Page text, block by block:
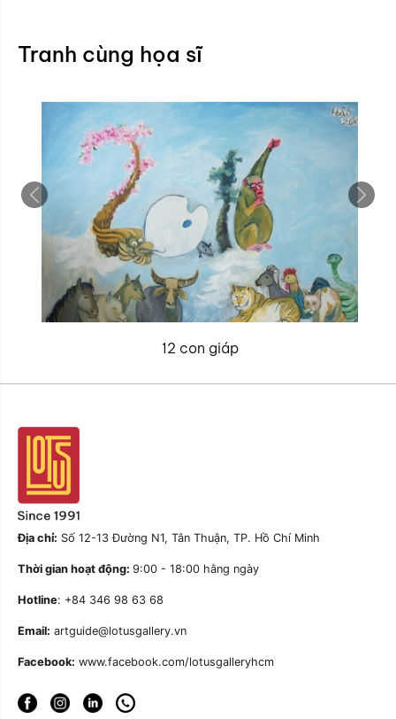
Tranh cùng họa sĩ
12 con giáp
Địa chỉ: Số 12-13 Đường N1, Tân Thuận, TP. Hồ Chí Minh
Thời gian hoạt động: 9:00 - 18:00 hằng ngày
Hotline: +84 346 98 63 68
Email: artguide@lotusgallery.vn
Facebook: www.facebook.com/lotusgalleryhcm